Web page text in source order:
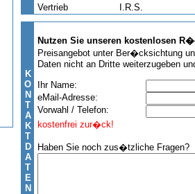
Vertrieb
I.R.S.
K
O
N
T
A
K
T
D
A
T
E
N
Nutzen Sie unseren kostenlosen
Preisangebot unter Ber�cksichtung
Daten nicht an Dritte weiterzugeben
Ihr Name:
eMail-Adresse:
Vorwahl / Telefon:
kostenfrei zur�ck!
Haben Sie noch zus�tzliche Fragen?